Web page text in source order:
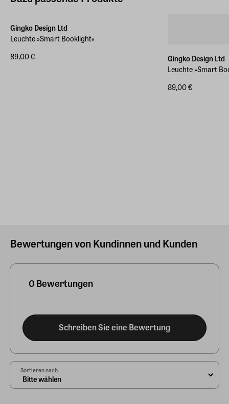
Gingko Design Ltd
Leuchte »Smart Booklight«
89,00 €
Gingko Design Ltd
Leuchte »Smart
89,00 €
Bewertungen von Kundinnen und Kunden
0 Bewertungen
Schreiben Sie eine Bewertung
Sortieren nach